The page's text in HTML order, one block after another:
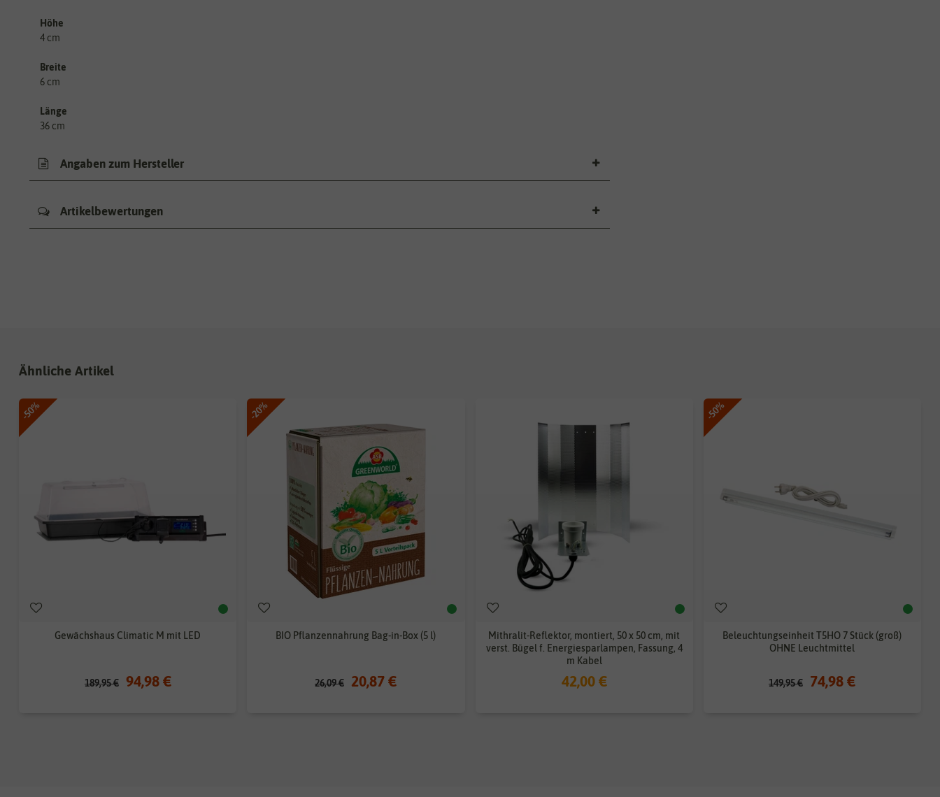
Höhe
4 cm
Breite
6 cm
Länge
36 cm
Angaben zum Hersteller
Artikelbewertungen
Ähnliche Artikel
-50%
Gewächshaus Climatic M mit LED
189,95 € 94,98 €
-20%
BIO Pflanzennahrung Bag-in-Box (5 l)
26,09 € 20,87 €
Mithralit-Reflektor, montiert, 50 x 50 cm, mit
verst. Bügel f. Energiesparlampen, Fassung, 4
m Kabel
42,00 €
-50%
Beleuchtungseinheit T5HO 7 Stück (groß)
OHNE Leuchtmittel
149,95 € 74,98 €